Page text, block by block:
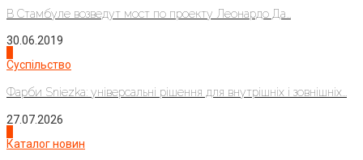
В Стамбуле возведут мост по проекту Леонардо Да...
30.06.2019
Суспільство
Фарби Sniezka: універсальні рішення для внутрішніх і зовнішніх...
27.07.2026
Каталог новин